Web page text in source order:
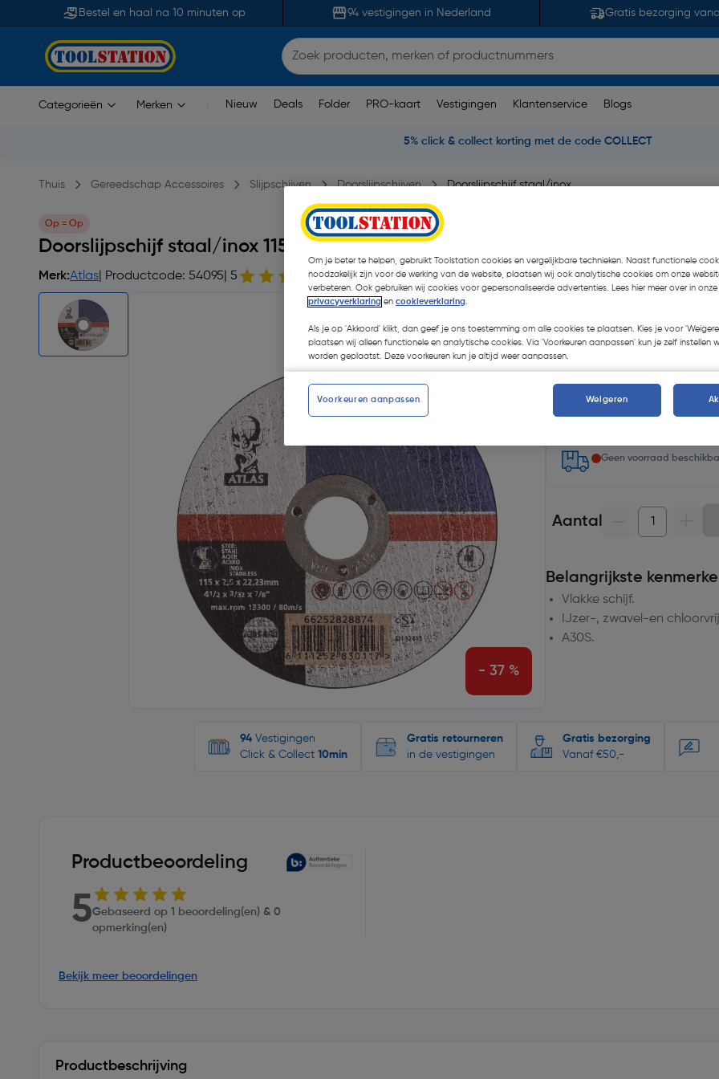
Bestel en haal na 10 minuten op 94 vestigingen in Nederland Gratis bezorging
Categorieën Merken Nieuw Deals Folder PRO-kaart Vestigingen Klantenservice Blogs
5% click & collect korting met de code COLLECT
Thuis Gereedschap Accessoires Slijpschijven Doorslijpschijven Doorslijpschijf staal/inox
Op = Op
Doorslijpschijf staal/inox 115x2,5x22,23mm
Merk:Atlas | Productcode: 54095 | 5 1 opmerking(en)| Stuk
- 37 %
€ 0,43| Excl. btw € 0,36
Selecteer vestiging
Geen voorraad
Aantal
Belangrijkste
Vlakke schijf.
IJzer-, zwavel-en
A30S.
94 Vestigingen
Click & Collect 10min
Gratis retourneren
in de vestigingen
Gratis bezorging
Vanaf €50,-
Productbeoordeling
5Gebaseerd op 1 beoordeling(en) & 0
opmerking(en)
Bekijk meer beoordelingen
Productbeschrijving
Om je beter te helpen, gebruikt Toolstation cookies en vergelijkbare technieken. Naast functionele
noodzakelijk zijn voor de werking van de website, plaatsen wij ook analytische cookies om onze
verbeteren. Ook gebruiken wij cookies voor gepersonaliseerde advertenties. Lees hier meer over in onze
privacyverklaring en cookieverklaring.
Als je op 'Akkoord' klikt, dan geef je ons toestemming om alle cookies te plaatsen. Kies je voor
plaatsen wij alleen functionele en analytische cookies. Via 'Voorkeuren aanpassen' kun je zelf instellen
worden geplaatst. Deze voorkeuren kun je altijd weer aanpassen.
Voorkeuren aanpassen Weigeren